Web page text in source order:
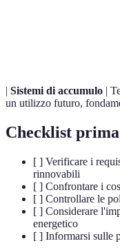
| Sistemi di accumulo |
un utilizzo futuro,
Checklist
[ ] Verificare i
rinnovabili
[ ] Confrontare i
[ ] Controllare le
[ ] Considerare
energetico
[ ] Informarsi sulle